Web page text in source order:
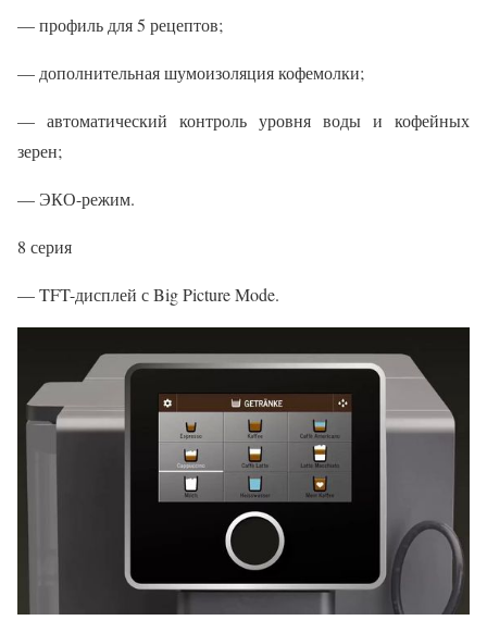
— профиль для 5 рецептов;
— дополнительная шумоизоляция кофемолки;
— автоматический контроль уровня воды и кофейных
зерен;
— ЭКО-режим.
8 серия
— TFT-дисплей с Big Picture Mode.